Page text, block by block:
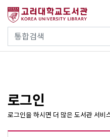
건
통합검색
사이트내 검색
로그인
로그인을 하시면 더 많은 도서관 서비